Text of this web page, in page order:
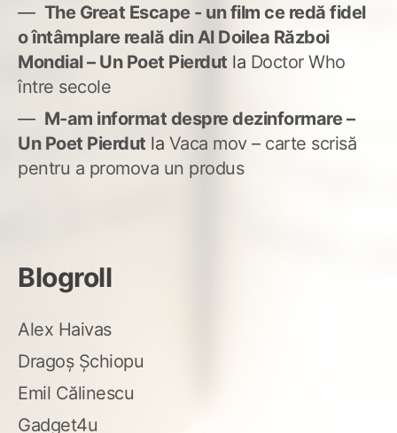
The Great Escape - un film ce redă fidel
o întâmplare reală din Al Doilea Război
Mondial – Un Poet Pierdut la Doctor Who
între secole
M-am informat despre dezinformare –
Un Poet Pierdut la Vaca mov – carte scrisă
pentru a promova un produs
Blogroll
Alex Haivas
Dragoș Șchiopu
Emil Călinescu
Gadget4u